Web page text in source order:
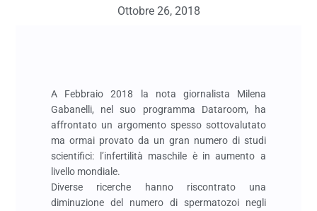
Ottobre 26, 2018
A Febbraio 2018 la nota giornalista Milena
Gabanelli, nel suo programma Dataroom, ha
affrontato un argomento spesso sottovalutato
ma ormai provato da un gran numero di studi
scientifici: l’infertilità maschile è in aumento a
livello mondiale.
Diverse ricerche hanno riscontrato una
diminuzione del numero di spermatozoi negli